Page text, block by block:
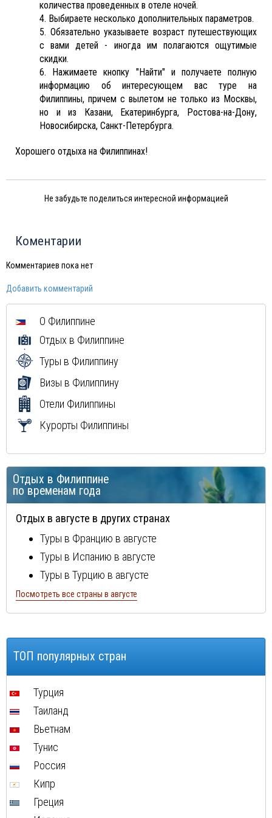
количества проведенных в отеле ночей.
4. Выбираете несколько дополнительных параметров.
5. Обязательно указываете возраст путешествующих
с вами детей - иногда им полагаются ощутимые
скидки.
6. Нажимаете кнопку "Найти" и получаете полную
информацию об интересующем вас туре на
Филиппины, причем с вылетом не только из Москвы,
но и из Казани, Екатеринбурга, Ростова-на-Дону,
Новосибирска, Санкт-Петербурга.
Хорошего отдыха на Филиппинах!
Не забудьте поделиться интересной информацией
Коментарии
Комментариев пока нет
Добавить комментарий
О Филиппине
Отдых в Филиппине
Туры в Филиппину
Визы в Филиппину
Отели Филиппины
Курорты Филиппины
Отдых в Филиппине
по временам года
Отдых в августе в других странах
Туры в Францию в августе
Туры в Испанию в августе
Туры в Турцию в августе
Туры в Болгарию в августе
Туры в Португалию в августе
Туры в Кипр в августе
Туры в ОАЭ в августе
Туры в Чехию в августе
Посмотреть все страны в августе
ТОП популярных стран
Турция
Таиланд
Вьетнам
Тунис
Россия
Кипр
Греция